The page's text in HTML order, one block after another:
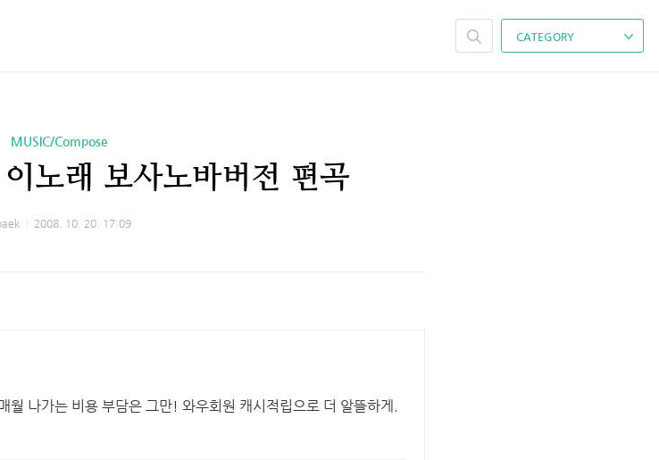
CATEGORY
MUSIC/Compose
노래 보사노바버전 편곡
2008. 10. 20. 17:09
나가는 비용 부담은 그만! 와우회원 캐시적립으로 더 알뜰하게.